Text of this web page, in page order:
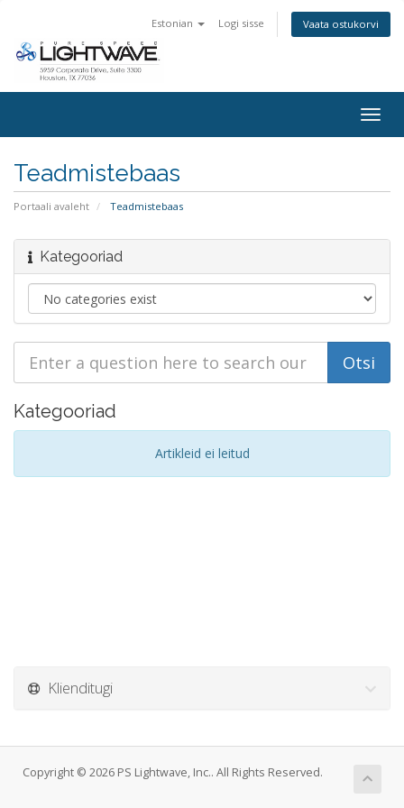
Estonian Logi sisse Vaata ostukorvi
Teadmistebaas
Portaali avaleht Teadmistebaas
Kategooriad
Kategooriad
Artikleid ei leitud
Klienditugi
Copyright © 2026 PS Lightwave, Inc.. All Rights Reserved.